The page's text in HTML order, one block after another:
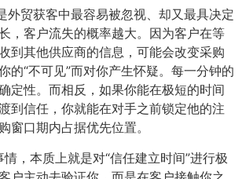
外贸获客中最容易被忽视、却又最具决定
，客户流失的概率越大。因为客户在等
到其他供应商的信息，可能会改变采购
的“不可见”而对你产生怀疑。每一分钟的
定性。而相反，如果你能在极短的时间
到信任，你就能在对手之前锁定他的注
窗口期内占据优先位置。
情，本质上就是对“信任建立时间”进行极